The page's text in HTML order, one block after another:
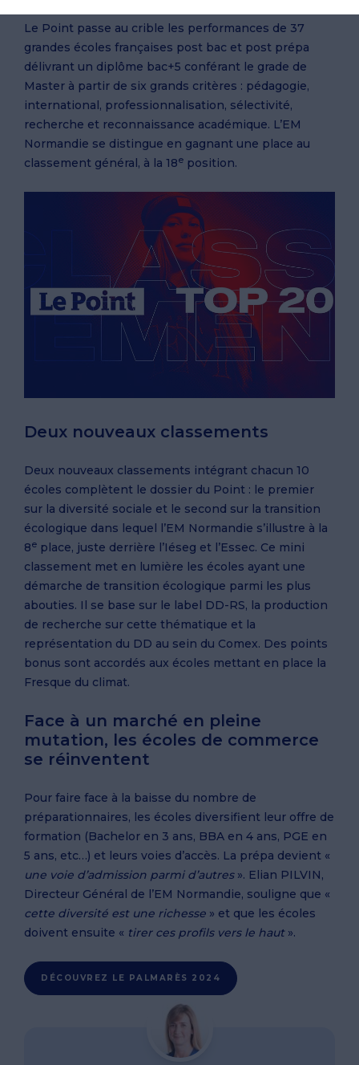
Le Point passe au crible les performances de 37
grandes écoles françaises post bac et post prépa
délivrant un diplôme bac+5 conférant le grade de
Master à partir de six grands critères : pédagogie,
international, professionnalisation, sélectivité,
recherche et reconnaissance académique. L’EM
Normandie se distingue en gagnant une place au
classement général, à la 18e position.
Deux nouveaux classements
Deux nouveaux classements intégrant chacun 10
écoles complètent le dossier du Point : le premier
sur la diversité sociale et le second sur la transition
écologique dans lequel l’EM Normandie s’illustre à la
8e place, juste derrière l’Iéseg et l’Essec. Ce mini
classement met en lumière les écoles ayant une
démarche de transition écologique parmi les plus
abouties. Il se base sur le label DD-RS, la production
de recherche sur cette thématique et la
représentation du DD au sein du Comex. Des points
bonus sont accordés aux écoles mettant en place la
Fresque du climat.
Face à un marché en pleine
mutation, les écoles de commerce
se réinventent
Pour faire face à la baisse du nombre de
préparationnaires, les écoles diversifient leur offre de
formation (Bachelor en 3 ans, BBA en 4 ans, PGE en
5 ans, etc…) et leurs voies d’accès. La prépa devient «
une voie d’admission parmi d’autres». Elian PILVIN,
Directeur Général de l’EM Normandie, souligne que «
cette diversité est une richesse » et que les écoles
doivent ensuite « tirer ces profils vers le haut ».
DÉCOUVREZ LE PALMARÈS 2024